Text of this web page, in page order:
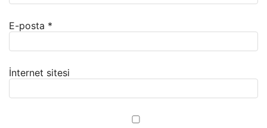
E-posta *
İnternet sitesi